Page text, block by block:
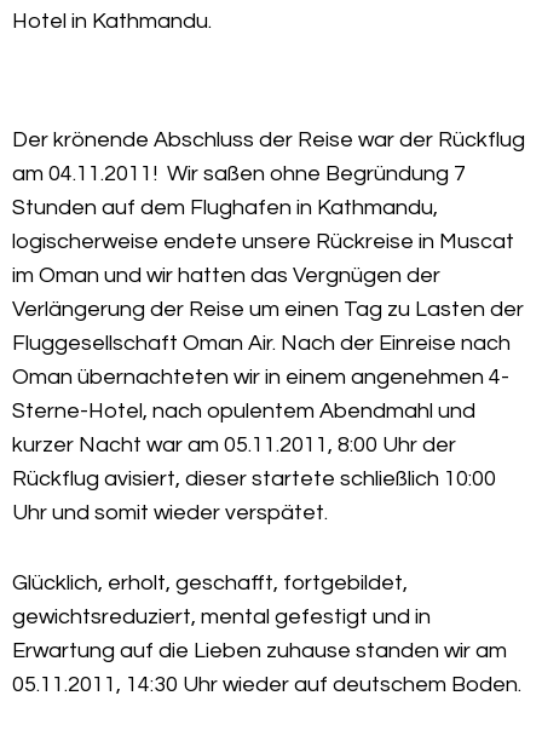
Hotel in Kathmandu.
Der krönende Abschluss der Reise war der Rückflug
am 04.11.2011! Wir saßen ohne Begründung 7
Stunden auf dem Flughafen in Kathmandu,
logischerweise endete unsere Rückreise in Muscat
im Oman und wir hatten das Vergnügen der
Verlängerung der Reise um einen Tag zu Lasten der
Fluggesellschaft Oman Air. Nach der Einreise nach
Oman übernachteten wir in einem angenehmen 4-
Sterne-Hotel, nach opulentem Abendmahl und
kurzer Nacht war am 05.11.2011, 8:00 Uhr der
Rückflug avisiert, dieser startete schließlich 10:00
Uhr und somit wieder verspätet.
Glücklich, erholt, geschafft, fortgebildet,
gewichtsreduziert, mental gefestigt und in
Erwartung auf die Lieben zuhause standen wir am
05.11.2011, 14:30 Uhr wieder auf deutschem Boden.